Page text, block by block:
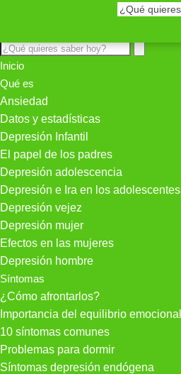
Inicio
Qué es
Ansiedad
Datos y estadísticas
Depresión Infantil
El papel de los padres
Depresión adolescencia
Depresión e Ira en los adolescentes
Depresión vejez
Depresión mujer
Efectos en las mujeres
Depresión hombre
Síntomas
¿Cómo afrontarlos?
Importancia del equilibrio emocional
10 síntomas comunes
Problemas para dormir
Síntomas depresión endógena